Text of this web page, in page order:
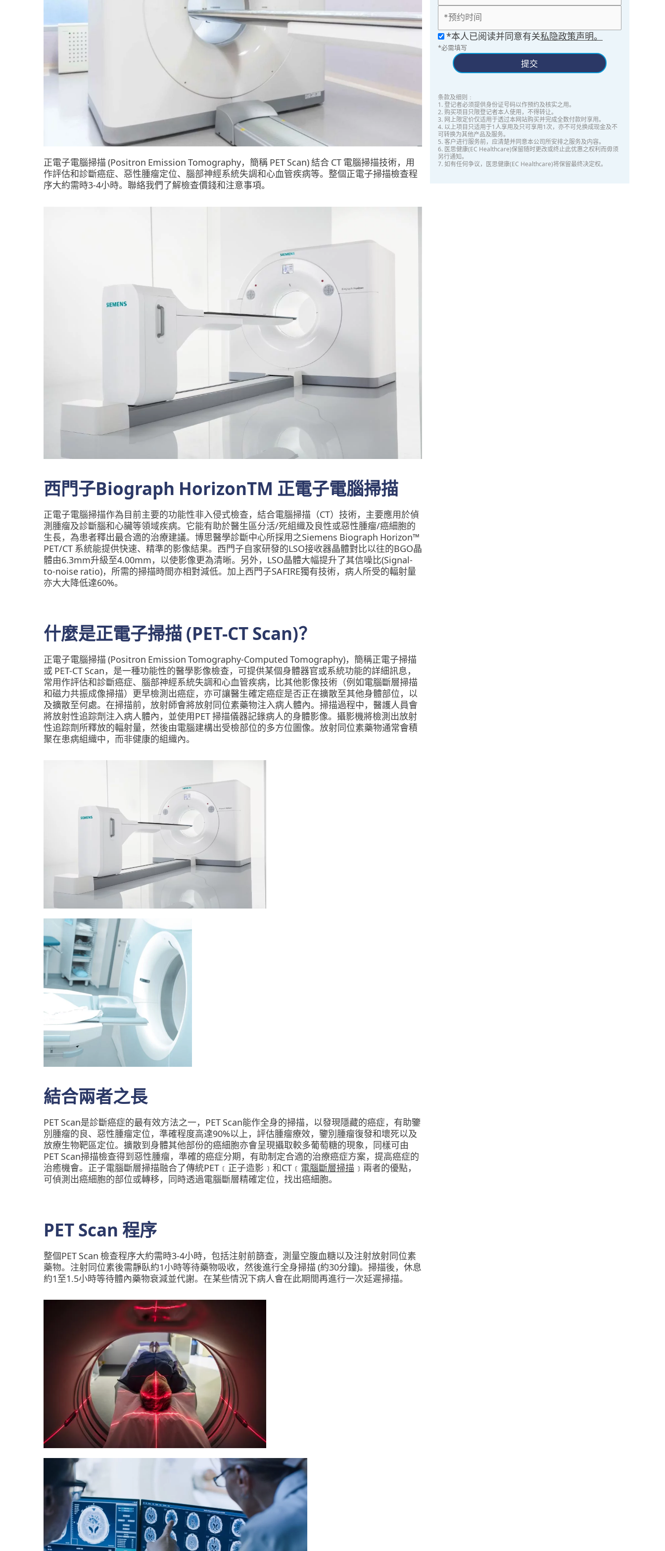
正電子電腦掃描 (Positron Emission Tomography，簡稱 PET Scan) 結合 CT 電腦掃描技術，用
作評估和診斷癌症、惡性腫瘤定位、腦部神經系統失調和心血管疾病等。整個正電子掃描檢查程
序大約需時3-4小時。聯絡我們了解檢查價錢和注意事項。
西門子Biograph HorizonTM 正電子電腦掃描
正電子電腦掃描作為目前主要的功能性非入侵式檢查，結合電腦掃描（CT）技術，主要應用於偵
測腫瘤及診斷腦和心臟等領域疾病。它能有助於醫生區分活/死組織及良性或惡性腫瘤/癌細胞的
生長，為患者釋出最合適的治療建議。博思醫學診斷中心所採用之Siemens Biograph Horizon™
PET/CT 系統能提供快速、精準的影像結果。西門子自家研發的LSO接收器晶體對比以往的BGO晶
體由6.3mm升級至4.00mm，以使影像更為清晰。另外，LSO晶體大幅提升了其信噪比(Signal-
to-noise ratio)，所需的掃描時間亦相對減低。加上西門子SAFIRE獨有技術，病人所受的輻射量
亦大大降低達60%。
什麼是正電子掃描 (PET-CT Scan)？
正電子電腦掃描 (Positron Emission Tomography-Computed Tomography)，簡稱正電子掃描
或 PET-CT Scan，是一種功能性的醫學影像檢查，可提供某個身體器官或系統功能的詳細訊息，
常用作評估和診斷癌症、腦部神經系統失調和心血管疾病，比其他影像技術（例如電腦斷層掃描
和磁力共振成像掃描）更早檢測出癌症，亦可讓醫生確定癌症是否正在擴散至其他身體部位，以
及擴散至何處。在掃描前，放射師會將放射同位素藥物注入病人體內。掃描過程中，醫護人員會
將放射性追踪劑注入病人體內，並使用PET 掃描儀器記錄病人的身體影像。攝影機將檢測出放射
性追踪劑所釋放的輻射量，然後由電腦建構出受檢部位的多方位圖像。放射同位素藥物通常會積
聚在患病組織中，而非健康的組織內。
結合兩者之長
PET Scan是診斷癌症的最有效方法之一，PET Scan能作全身的掃描，以發現隱藏的癌症，有助鑒
別腫瘤的良、惡性腫瘤定位，準確程度高達90%以上，評估腫瘤療效，鑒別腫瘤復發和壞死以及
放療生物靶區定位。擴散到身體其他部份的癌細胞亦會呈現攝取較多葡萄糖的現象，同樣可由
PET Scan掃描檢查得到惡性腫瘤，準確的癌症分期，有助制定合適的治療癌症方案，提高癌症的
治癒機會。正子電腦斷層掃描融合了傳統PET﹝正子造影﹞和CT﹝ 電腦斷層掃描﹞兩者的優點，
可偵測出癌細胞的部位或轉移，同時透過電腦斷層精確定位，找出癌細胞。
PET Scan 程序
整個PET Scan 檢查程序大約需時3-4小時，包括注射前篩查，測量空腹血糖以及注射放射同位素
藥物。注射同位素後需靜臥約1小時等待藥物吸收，然後進行全身掃描 (約30分鐘)。掃描後，休息
約1至1.5小時等待體內藥物衰減並代謝。在某些情況下病人會在此期間再進行一次延遲掃描。
*本人已阅读并同意有关私隐政策声明。
*必需填写
提交
条款及细则﹕
1. 登记者必须提供身份证号码以作预约及核实之用。
2. 购买项目只限登记者本人使用，不得转让。
3. 网上限定价仅适用于透过本网站购买并完成全数付款时享用。
4. 以上项目只适用于1人享用及只可享用1次，亦不可兑换成现金及不
可转换为其他产品及服务。
5. 客户进行服务前，应清楚并同意本公司所安排之服务及内容。
6. 医思健康(EC Healthcare)保留随时更改或终止此优惠之权利而毋须
另行通知。
7. 如有任何争议，医思健康(EC Healthcare)将保留最终决定权。